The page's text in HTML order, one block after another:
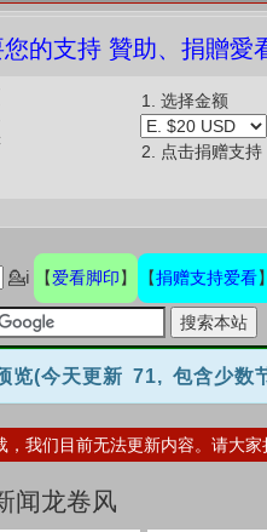
的支持 贊助、捐贈愛
1. 选择金额
2. 点击捐赠支持
💁ℹ 【爱看脚印】 【捐赠支持爱看
览(今天更新 71, 包含少数
，我们目前无法更新内容。请大
闻龙卷风